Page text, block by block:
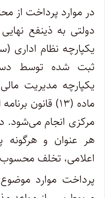
در موارد پرداخت از
دولتی به ذینفع
یکپارچه نظام اداری
ثبت شده توسط
یکپارچه مدیریت
ماده (۱۳) قانون
مرکزی انجام می‌شود.
هر عنوان و هرگونه
اعلامی، تخلف
پرداخت موارد